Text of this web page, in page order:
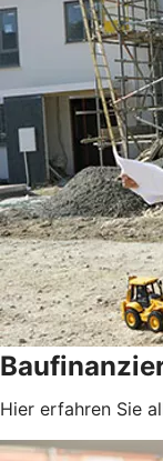
Hier erfahren Sie